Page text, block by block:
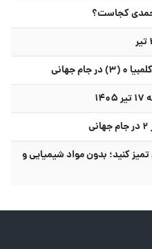
کجاست؟
این ترفند ۵ دقیقه‌ای تمیز کنید؛ بدون مواد شیمیایی و